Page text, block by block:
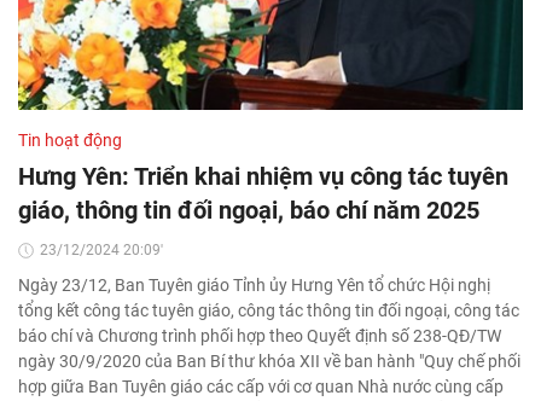
Tin hoạt động
Hưng Yên: Triển khai nhiệm vụ công tác tuyên
giáo, thông tin đối ngoại, báo chí năm 2025
23/12/2024 20:09'
Ngày 23/12, Ban Tuyên giáo Tỉnh ủy Hưng Yên tổ chức Hội nghị
tổng kết công tác tuyên giáo, công tác thông tin đối ngoại, công tác
báo chí và Chương trình phối hợp theo Quyết định số 238-QĐ/TW
ngày 30/9/2020 của Ban Bí thư khóa XII về ban hành "Quy chế phối
hợp giữa Ban Tuyên giáo các cấp với cơ quan Nhà nước cùng cấp